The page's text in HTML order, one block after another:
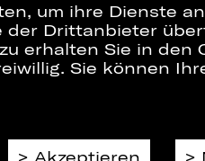
um ihre Dienste
Drittanbieter
erhalten Sie in den
Sie können
Akzeptieren